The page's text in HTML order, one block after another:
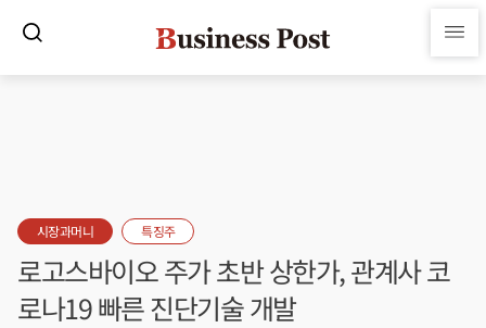
시장과머니 특징주
로고스바이오 주가 초반 상한가, 관계사 코
로나19 빠른 진단기술 개발